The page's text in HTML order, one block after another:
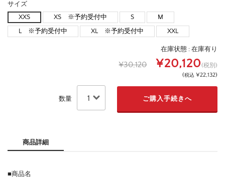
サイズ
XXS
XS ※予約受付中 S
M
L ※予約受付中
XL ※予約受付中 XXL
在庫状態 : 在庫有り
¥30,120 ¥20,120(税別)
(税込 ¥22,132)
数量
商品詳細
■商品名